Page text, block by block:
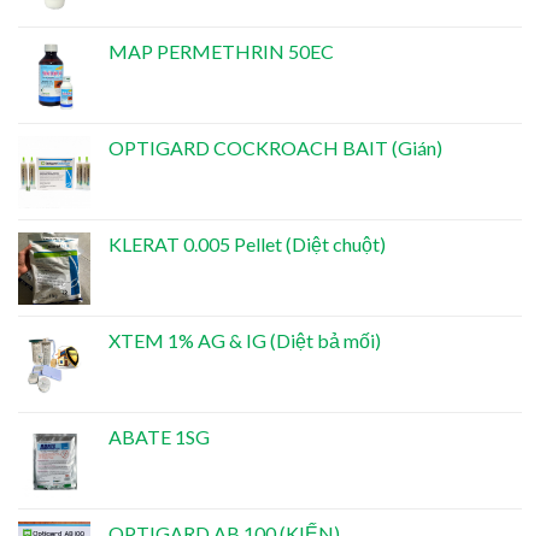
MAP PERMETHRIN 50EC
OPTIGARD COCKROACH BAIT (Gián)
KLERAT 0.005 Pellet (Diệt chuột)
XTEM 1% AG & IG (Diệt bả mối)
ABATE 1SG